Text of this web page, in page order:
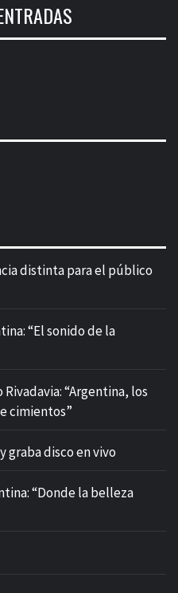
distinta para el público
“El sonido de la
Rivadavia: “Argentina, los
cimientos”
graba disco en vivo
“Donde la belleza